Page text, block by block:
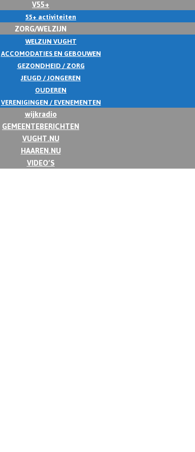
V55+
55+ activiteiten
ZORG/WELZIJN
WELZIJN VUGHT
ACCOMODATIES EN GEBOUWEN
GEZONDHEID / ZORG
JEUGD / JONGEREN
OUDEREN
VERENIGINGEN / EVENEMENTEN
wijkradio
GEMEENTEBERICHTEN
VUGHT.NU
HAAREN.NU
VIDEO’S